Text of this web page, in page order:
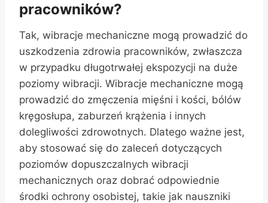
pracowników?
Tak, wibracje mechaniczne mogą prowadzić do
uszkodzenia zdrowia pracowników, zwłaszcza
w przypadku długotrwałej ekspozycji na duże
poziomy wibracji. Wibracje mechaniczne mogą
prowadzić do zmęczenia mięśni i kości, bólów
kręgosłupa, zaburzeń krążenia i innych
dolegliwości zdrowotnych. Dlatego ważne jest,
aby stosować się do zaleceń dotyczących
poziomów dopuszczalnych wibracji
mechanicznych oraz dobrać odpowiednie
środki ochrony osobistej, takie jak nauszniki